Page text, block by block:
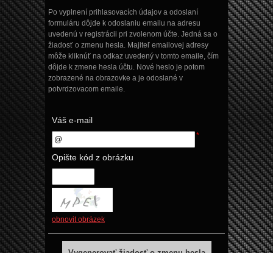
Po vyplnení prihlasovacích údajov a odoslaní
formuláru dôjde k odoslaniu emailu na adresu
uvedenú v registrácii pri zvolenom účte. Jedná sa o
žiadosť o zmenu hesla. Majiteľ emailovej adresy
môže kliknúť na odkaz uvedený v tomto emaile, čím
dôjde k zmene hesla účtu. Nové heslo je potom
zobrazené na obrazovke a je odoslané v
potvrdzovacom emaile.
Váš e-mail
Opište kód z obrázku
obnovit obrázek